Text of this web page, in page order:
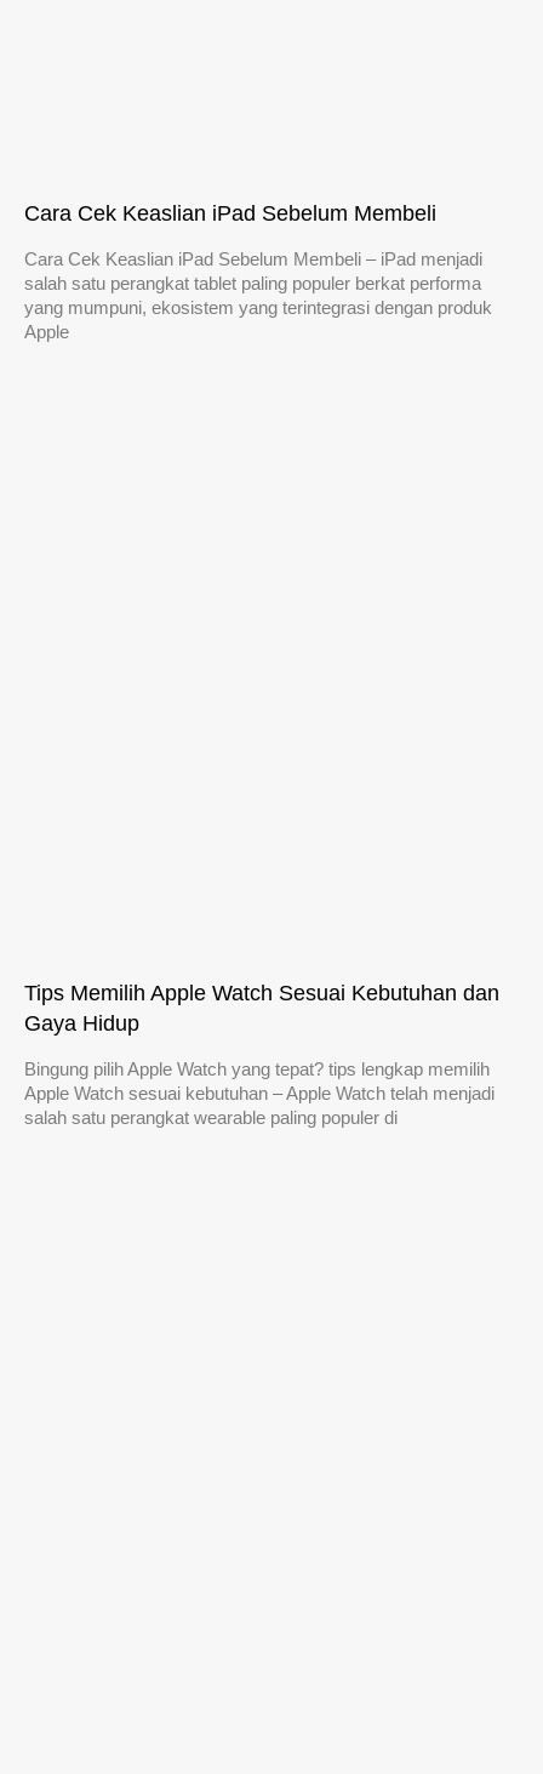
Cara Cek Keaslian iPad Sebelum Membeli
Cara Cek Keaslian iPad Sebelum Membeli – iPad menjadi
salah satu perangkat tablet paling populer berkat performa
yang mumpuni, ekosistem yang terintegrasi dengan produk
Apple
Tips Memilih Apple Watch Sesuai Kebutuhan dan
Gaya Hidup
Bingung pilih Apple Watch yang tepat? tips lengkap memilih
Apple Watch sesuai kebutuhan – Apple Watch telah menjadi
salah satu perangkat wearable paling populer di